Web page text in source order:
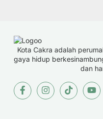
Kota Cakra adalah
gaya hidup
dan